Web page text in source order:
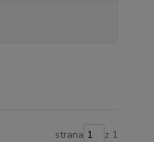
strana z 1